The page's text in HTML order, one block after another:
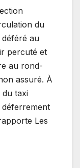
du
au
percuté et
au rond-
assuré. À
du taxi
déferrement
Les